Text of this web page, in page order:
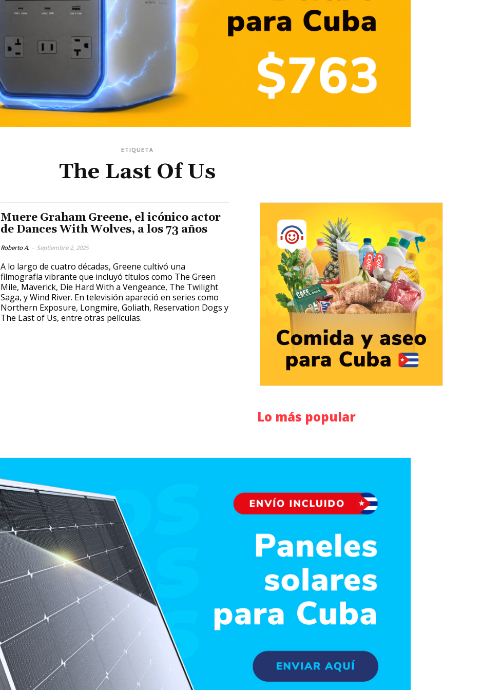
ETIQUETA
The Last Of Us
Muere Graham Greene, el icónico actor
de Dances With Wolves, a los 73 años
Roberto A. - Septiembre 2, 2025
A lo largo de cuatro décadas, Greene cultivó una
filmografía vibrante que incluyó títulos como The Green
Mile, Maverick, Die Hard With a Vengeance, The Twilight
Saga, y Wind River. En televisión apareció en series como
Northern Exposure, Longmire, Goliath, Reservation Dogs y
The Last of Us, entre otras películas.
Lo más popular